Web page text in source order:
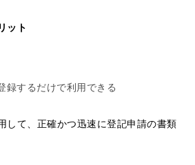
ット
録するだけで利用できる
して、正確かつ迅速に登記申請の書類